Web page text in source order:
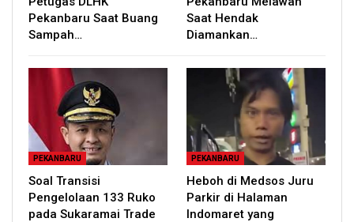
Pekanbaru Saat Buang
Sampah…
Saat Hendak
Diamankan…
PEKANBARU
Soal Transisi
Pengelolaan 133 Ruko
pada Sukaramai Trade
PEKANBARU
Heboh di Medsos Juru
Parkir di Halaman
Indomaret yang